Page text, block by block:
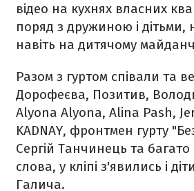
відео на кухнях власних
поряд з дружиною і дітьми,
навіть на дитячому
Разом з гуртом співали та
Дорофеєва, Позитив,
Alyona Alyona, Alina Pash,
KADNAY, фронтмен гурту
Сергій Танчинець та
слова, у кліпі з'явились і
Галича.